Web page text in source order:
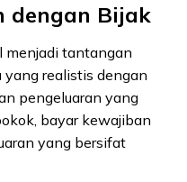
dengan Bijak
menjadi tantangan
yang realistis dengan
pengeluaran yang
bayar kewajiban
yang bersifat